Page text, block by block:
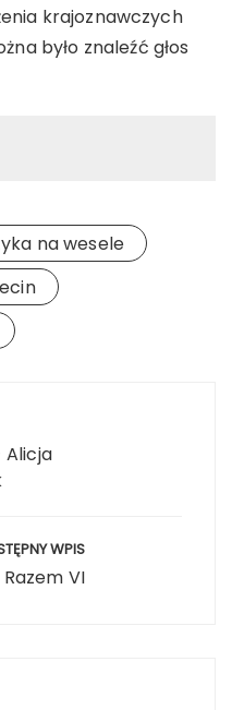
krajoznawczych
było znaleźć głos
na wesele
Alicja
WPIS
VI